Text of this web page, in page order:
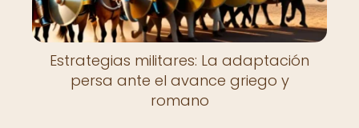
Estrategias militares: La adaptación
persa ante el avance griego y
romano